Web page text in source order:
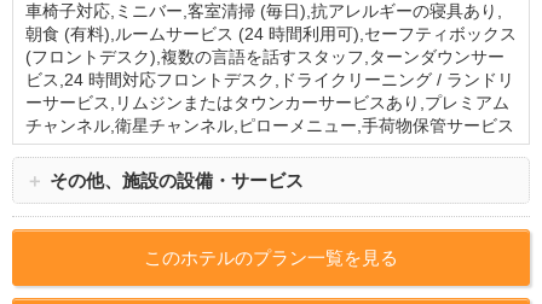
車椅子対応,ミニバー,客室清掃 (毎日),抗アレルギーの寝具あり,
朝食 (有料),ルームサービス (24 時間利用可),セーフティボックス
(フロントデスク),複数の言語を話すスタッフ,ターンダウンサー
ビス,24 時間対応フロントデスク,ドライクリーニング / ランドリ
ーサービス,リムジンまたはタウンカーサービスあり,プレミアム
チャンネル,衛星チャンネル,ピローメニュー,手荷物保管サービス
＋ その他、施設の設備・サービス
このホテルのプラン一覧を見る